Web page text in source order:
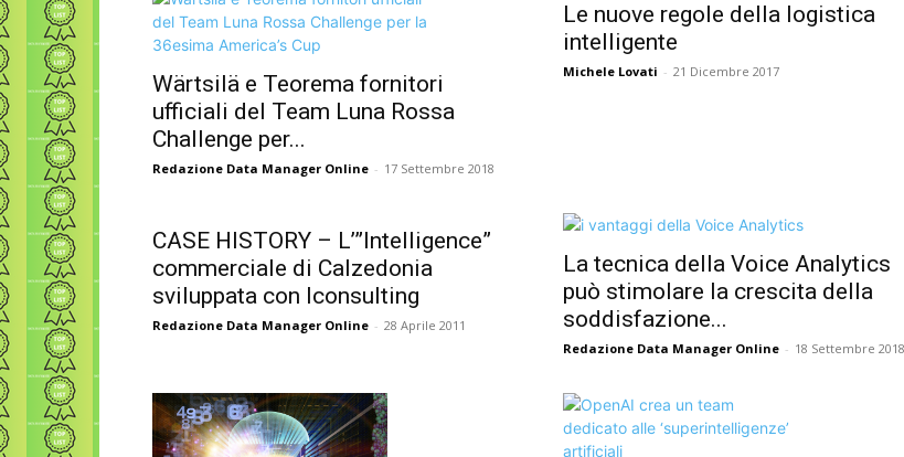
Wärtsilä e Teorema fornitori
ufficiali del Team Luna Rossa
Challenge per...
Redazione Data Manager Online - 17 Settembre 2018
Le nuove regole della logistica
intelligente
Michele Lovati - 21 Dicembre 2017
CASE HISTORY – L’”Intelligence”
commerciale di Calzedonia
sviluppata con Iconsulting
Redazione Data Manager Online - 28 Aprile 2011
La tecnica della Voice Analytics
può stimolare la crescita della
soddisfazione...
Redazione Data Manager Online - 18 Settembre 2018